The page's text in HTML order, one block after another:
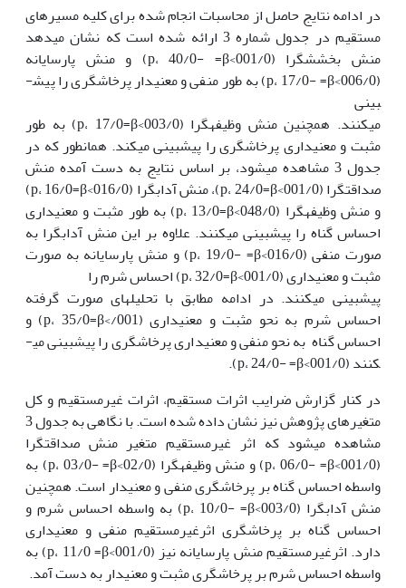
در ادامه نتایج حاصل از محاسبات انجام شده برای کلیه مسیرهای
مستقیم در جدول شماره 3 ارائه شده است که نشان می­دهد
منش بخشش­گرا (001/0>p، 40/0- =β) و منش پارسایانه
(006/0>p، 17/0- =β) به طور منفی و معنی­دار پرخاشگری را پیش­
بینی
می­کنند. همچنین منش وظیفه­گرا (003/0>p، 17/0=β) به طور
مثبت و معنی­داری پرخاشگری را پیش­بینی می­کند. همانطور که در
جدول 3 مشاهده می­شود، بر اساس نتایج به دست آمده منش
صداقت­گرا (001/0>p، 24/0=β)، منش آداب­گرا (016/0>p، 16/0=β)
و منش وظیفه­گرا (048/0>p، 13/0=β) به طور مثبت و معنی­داری
احساس گناه را پیش­بینی می­کنند. علاوه بر این منش آداب­گرا به
صورت منفی (016/0>p، 19/0- =β) و منش پارسایانه به صورت
مثبت و معنی­داری (001/0>p، 32/0=β) احساس شرم را
پیش­بینی می­کنند. در ادامه مطابق با تحلیل­های صورت گرفته
احساس شرم به نحو مثبت و معنی­داری (001/>p، 35/0=β) و
احساس گناه به نحو منفی و معنی­داری پرخاشگری را پیش­بینی می­
کنند (001/0>p، 24/0- =β).
در کنار گزارش ضرایب اثرات مستقیم، اثرات غیرمستقیم و کل
متغیر­های پژوهش نیز نشان داده شده است. با نگاهی به جدول 3
مشاهده می­شود که اثر غیرمستقیم متغیر منش صداقت­گرا
(001/0>p، 06/0- =β) و منش وظیفه­گرا (02/0>p، 03/0- =β) به
واسطه احساس گناه بر پرخاشگری منفی و معنی­دار است. همچنین
منش آداب­گرا (003/0>p، 10/0- =β) به واسطه احساس شرم و
احساس گناه بر پرخاشگری اثرغیرمستقیم منفی و معنی­داری
دارد. اثرغیرمستقیم منش پارسایانه نیز (001/0>p، 11/0 =β) به
واسطه احساس شرم بر پرخاشگری مثبت و معنی­دار به دست آمد.